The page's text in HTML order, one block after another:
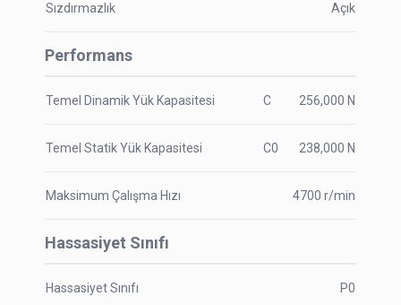
Sızdırmazlık Açık
Performans
Temel Dinamik Yük Kapasitesi C 256,000 N
Temel Statik Yük Kapasitesi C0 238,000 N
Maksimum Çalışma Hızı 4700 r/min
Hassasiyet Sınıfı
Hassasiyet Sınıfı P0